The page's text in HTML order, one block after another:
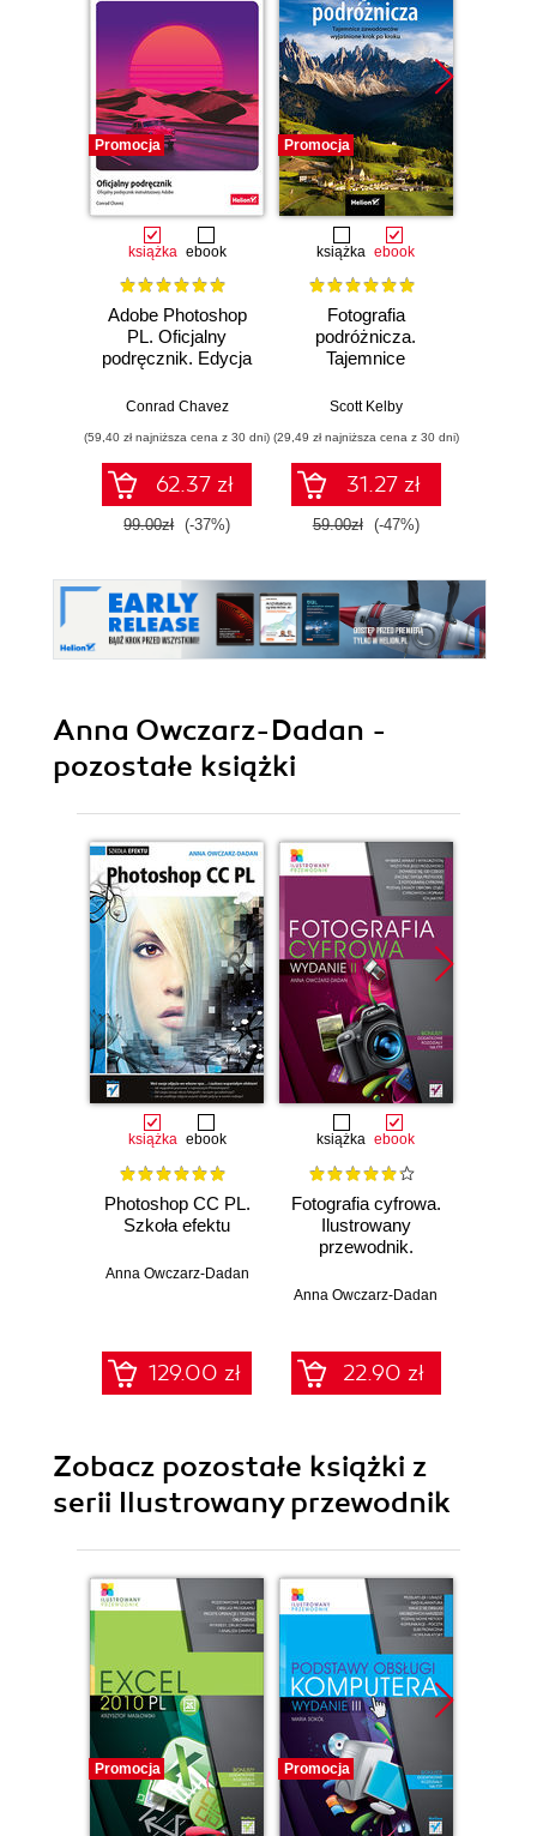
Promocja
książka ebook
Adobe Photoshop
PL. Oficjalny
podręcznik. Edycja
Conrad Chavez
(59,40 zł najniższa cena z 30 dni)
62.37 zł
99.00zł (-37%)
Promocja
książka ebook
Fotografia
podróżnicza.
Tajemnice
wyjaśnione krok po
Scott Kelby
(29,49 zł najniższa cena z 30 dni)
31.27 zł
59.00zł (-47%)
Anna Owczarz-Dadan -
pozostałe książki
książka ebook
Photoshop CC PL.
Szkoła efektu
Anna Owczarz-Dadan
129.00 zł
książka ebook
Fotografia cyfrowa.
Ilustrowany
przewodnik.
Anna Owczarz-Dadan
22.90 zł
Zobacz pozostałe książki z
serii Ilustrowany przewodnik
Promocja Promocja